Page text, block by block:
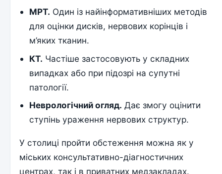
МРТ. Один із найінформативніших методів
для оцінки дисків, нервових корінців і
м’яких тканин.
КТ. Частіше застосовують у складних
випадках або при підозрі на супутні
патології.
Неврологічний огляд. Дає змогу оцінити
ступінь ураження нервових структур.
У столиці пройти обстеження можна як у
міських консультативно-діагностичних
центрах, так і в приватних медзакладах.